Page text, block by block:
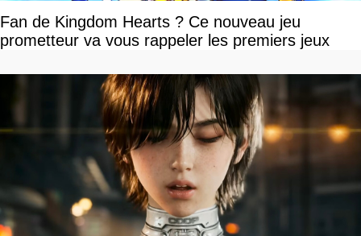
Fan de Kingdom Hearts ? Ce nouveau jeu
prometteur va vous rappeler les premiers jeux